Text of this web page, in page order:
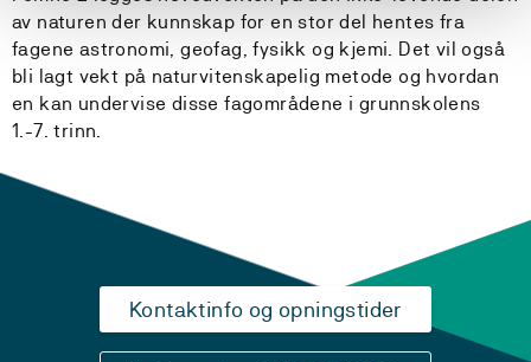
av naturen der kunnskap for en stor del hentes fra
fagene astronomi, geofag, fysikk og kjemi. Det vil også
bli lagt vekt på naturvitenskapelig metode og hvordan
en kan undervise disse fagområdene i grunnskolens
1.-7. trinn.
Kontaktinfo og opningstider